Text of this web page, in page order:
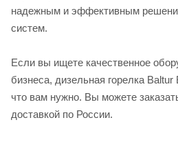
надежным и эффективным
систем.
Если вы ищете качественное
бизнеса, дизельная горелка
что вам нужно. Вы можете
доставкой по России.